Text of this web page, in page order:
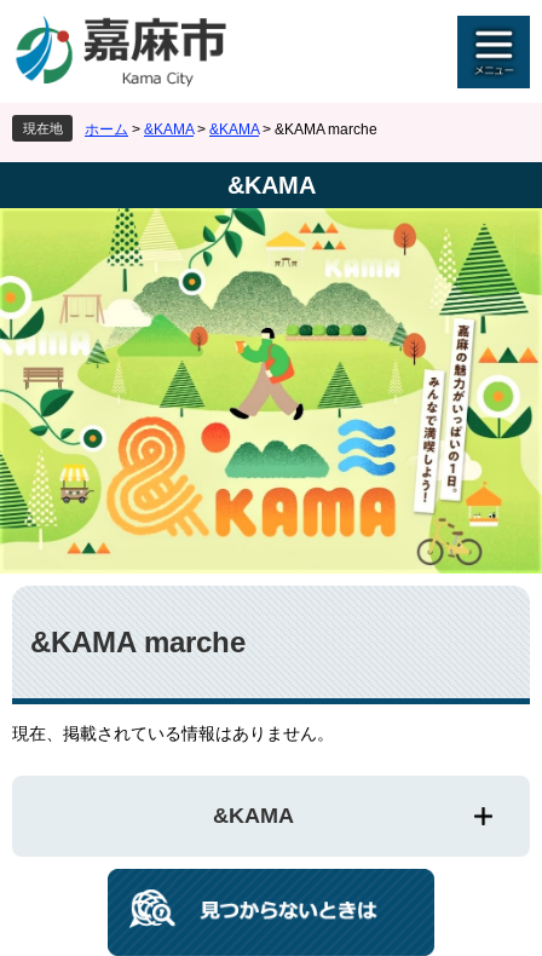
ジ
先
頭
で
。
ュ
を
飛
ば
て
へ
現在地 ホーム > &KAMA > &KAMA> &KAMA marche
&KAMA
本
文
&KAMA marche
現在、掲載されている情報はありません。
&KAMA